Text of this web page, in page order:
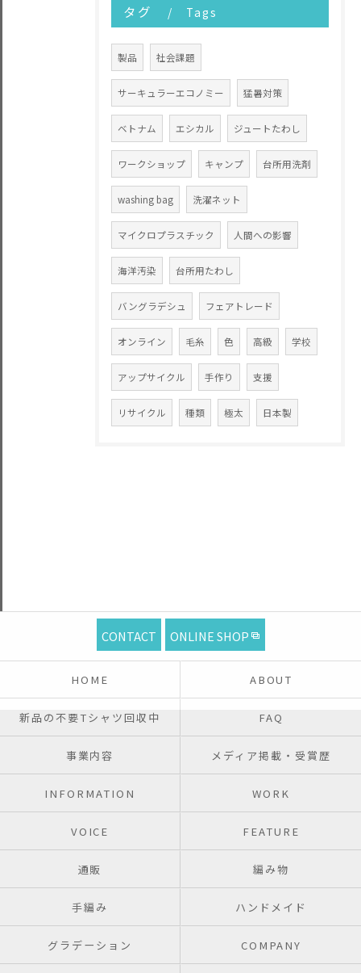
タグ Tags
製品 社会課題
サーキュラーエコノミー 猛暑対策
ベトナム エシカル ジュートたわし
ワークショップ キャンプ 台所用洗剤
washing bag 洗濯ネット
マイクロプラスチック 人間への影響
海洋汚染 台所用たわし
バングラデシュ フェアトレード
オンライン 毛糸 色 高級 学校
アップサイクル 手作り 支援
リサイクル 種類 極太 日本製
CONTACT ONLINE SHOP
HOME ABOUT
新品の不要Tシャツ回収中 FAQ
事業内容 メディア掲載・受賞歴
INFORMATION WORK
VOICE FEATURE
通販 編み物
手編み ハンドメイド
グラデーション COMPANY